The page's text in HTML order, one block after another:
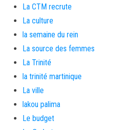
La CTM recrute
La culture
la semaine du rein
La source des femmes
La Trinité
la trinité martinique
La ville
lakou palima
Le budget